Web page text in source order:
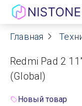
Акции
О нас
Главная
Redmi Pad 2
(Global)
Новый товар